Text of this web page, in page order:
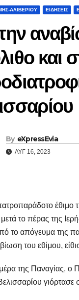
ΑΛΙΒΕΡΙΟΥ ΕΙΔΗΣΕΙΣ
και
By eXpressEvia
ΑΥΓ 16, 2023
έθιμο
το πέρας της
το απόγευμα της
του εθίμου,
της Παναγίας, ο